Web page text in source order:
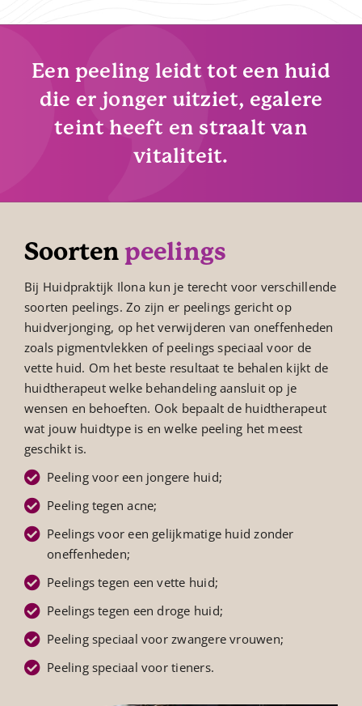
Een peeling leidt tot een huid
die er jonger uitziet, egalere
teint heeft en straalt van
vitaliteit.
Soorten peelings
Bij Huidpraktijk Ilona kun je terecht voor verschillende
soorten peelings. Zo zijn er peelings gericht op
huidverjonging, op het verwijderen van oneffenheden
zoals pigmentvlekken of peelings speciaal voor de
vette huid. Om het beste resultaat te behalen kijkt de
huidtherapeut welke behandeling aansluit op je
wensen en behoeften. Ook bepaalt de huidtherapeut
wat jouw huidtype is en welke peeling het meest
geschikt is.
Peeling voor een jongere huid;
Peeling tegen acne;
Peelings voor een gelijkmatige huid zonder
oneffenheden;
Peelings tegen een vette huid;
Peelings tegen een droge huid;
Peeling speciaal voor zwangere vrouwen;
Peeling speciaal voor tieners.